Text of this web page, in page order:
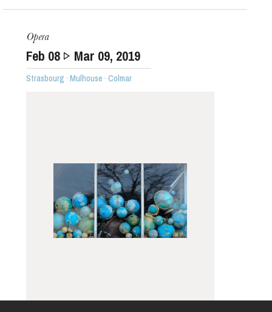
Opera
Feb 08 Mar 09, 2019
Strasbourg · Mulhouse · Colmar